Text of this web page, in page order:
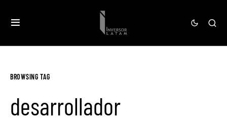
BROWSING TAG
desarrollador